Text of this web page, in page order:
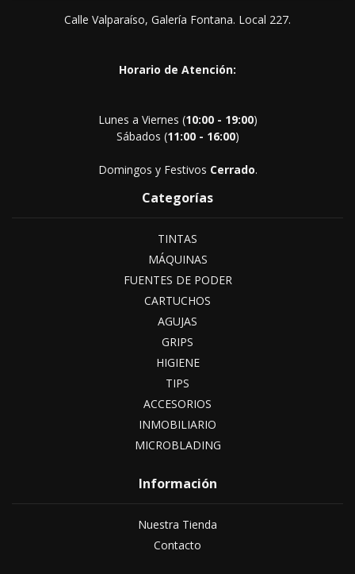
Calle Valparaíso, Galería Fontana. Local 227.
Horario de Atención:
Lunes a Viernes (10:00 - 19:00)
Sábados (11:00 - 16:00)
Domingos y Festivos Cerrado.
Categorías
TINTAS
MÁQUINAS
FUENTES DE PODER
CARTUCHOS
AGUJAS
GRIPS
HIGIENE
TIPS
ACCESORIOS
INMOBILIARIO
MICROBLADING
Información
Nuestra Tienda
Contacto